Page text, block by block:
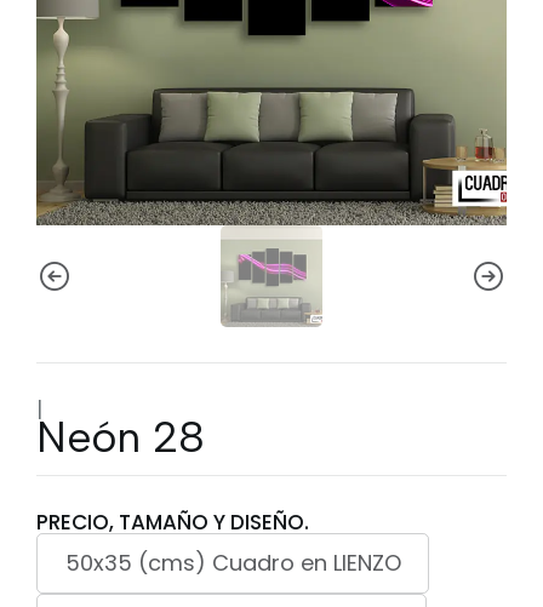
|
Neón 28
PRECIO, TAMAÑO Y DISEÑO.
50x35 (cms) Cuadro en LIENZO